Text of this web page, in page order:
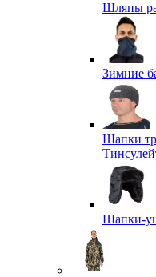
Шляпы
Зимние
Шапки
Шапки-